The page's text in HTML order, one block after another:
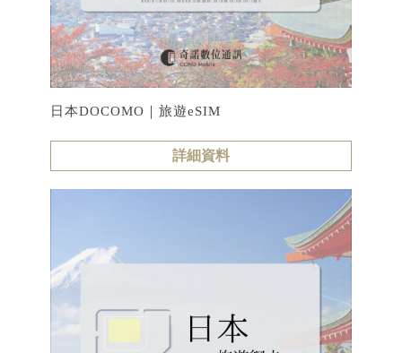
日本DOCOMO｜旅遊eSIM
詳細資料